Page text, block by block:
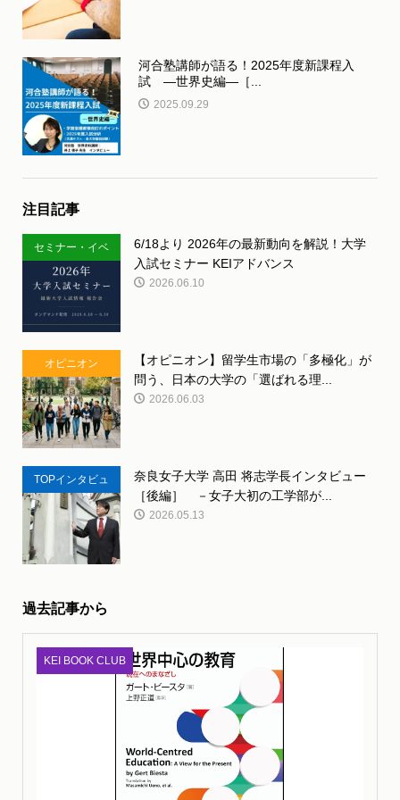
河合塾講師が語る！2025年度新課程入
試 ―世界史編―［...
2025.09.29
注目記事
セミナー・イベ
ント
6/18より 2026年の最新動向を解説！大学
入試セミナー KEIアドバンス
2026.06.10
オピニオン
【オピニオン】留学生市場の「多極化」が
問う、日本の大学の「選ばれる理...
2026.06.03
TOPインタビュ
ー
奈良女子大学 高田 将志学長インタビュー
［後編］ －女子大初の工学部が...
2026.05.13
過去記事から
KEI BOOK CLUB